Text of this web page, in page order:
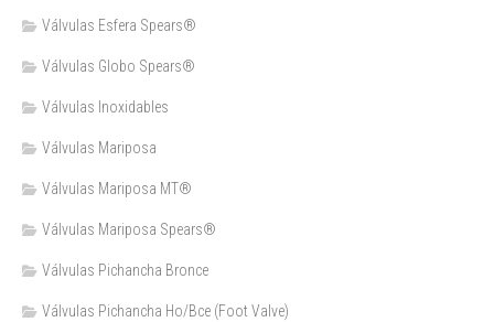
Válvulas Esfera Spears®
Válvulas Globo Spears®
Válvulas Inoxidables
Válvulas Mariposa
Válvulas Mariposa MT®
Válvulas Mariposa Spears®
Válvulas Pichancha Bronce
Válvulas Pichancha Ho/Bce (Foot Valve)